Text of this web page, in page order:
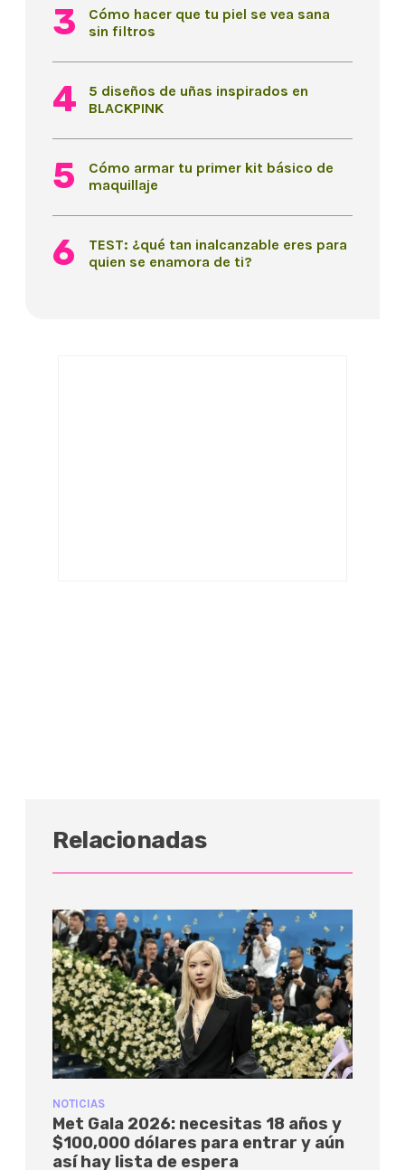
Cómo hacer que tu piel se vea sana
sin filtros
5 diseños de uñas inspirados en
BLACKPINK
Cómo armar tu primer kit básico de
maquillaje
TEST: ¿qué tan inalcanzable eres para
quien se enamora de ti?
Relacionadas
NOTICIAS
Met Gala 2026: necesitas 18 años y
$100,000 dólares para entrar y aún
así hay lista de espera